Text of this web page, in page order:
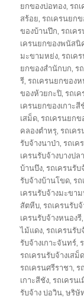
ยกของบ่อทอง,รถ
สร้อย,รถเครนยก
ของบ้านปึก,รถเค
เครนยกของพนัสนิ
มะขามหย่ง,รถเค
ยกของสำนักบก,ร
รี,รถเครนยกของ
ของห้วยกะปิ,รถเ
เครนยกของเกาะสี
เสม็ด,รถเครนยกข
คลองตำหรุ,รถเค
รับจ้างนาป่า,รถเค
เครนรับจ้างบางปล
บ้านบึง,รถเครนรับ
รับจ้างบ้านโขด,ร
เครนรับจ้างมะขา
สัตหีบ,รถเครนรับ
เครนรับจ้างหนองรี
ไม้แดง,รถเครนรับ
รับจ้างเกาะจันทร์,
รถเครนรับจ้างเสม็ด
รถเครนศรีราชา,ร
เกาะสีชัง,รถเครน
รับจ้าง บ่อวิน,ษริษั